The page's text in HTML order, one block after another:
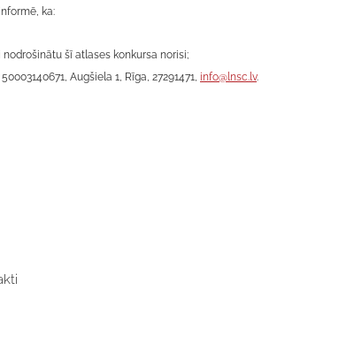
ka:
šī atlases konkursa norisi;
Augšiela 1, Rīga, 27291471, info@lnsc.lv.